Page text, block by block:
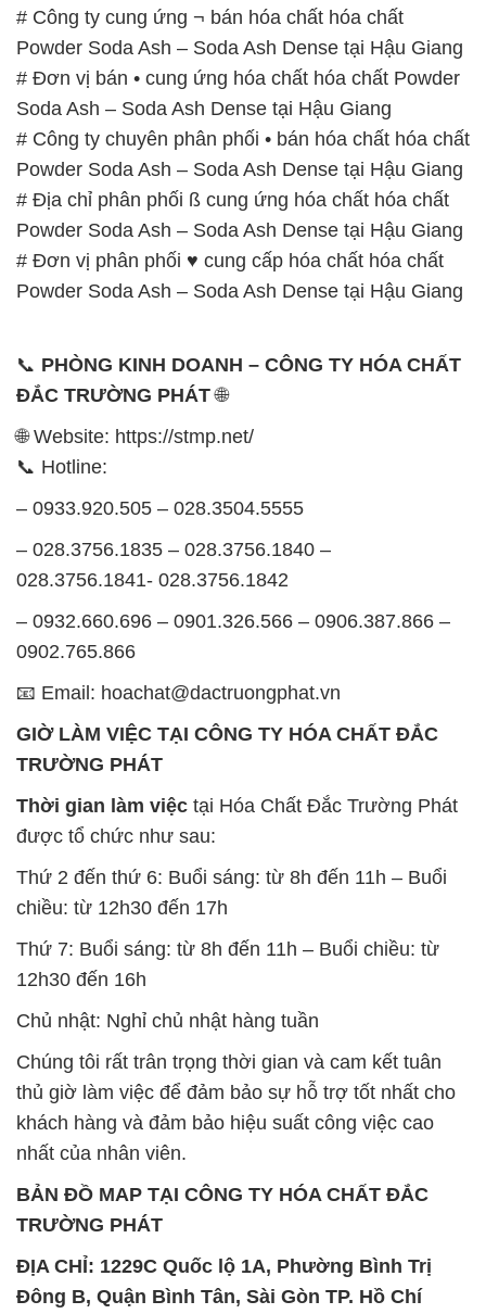
# Công ty cung ứng ¬ bán hóa chất hóa chất
Powder Soda Ash – Soda Ash Dense tại Hậu Giang
# Đơn vị bán • cung ứng hóa chất hóa chất Powder
Soda Ash – Soda Ash Dense tại Hậu Giang
# Công ty chuyên phân phối • bán hóa chất hóa chất
Powder Soda Ash – Soda Ash Dense tại Hậu Giang
# Địa chỉ phân phối ß cung ứng hóa chất hóa chất
Powder Soda Ash – Soda Ash Dense tại Hậu Giang
# Đơn vị phân phối ♥ cung cấp hóa chất hóa chất
Powder Soda Ash – Soda Ash Dense tại Hậu Giang
📞 PHÒNG KINH DOANH – CÔNG TY HÓA CHẤT
ĐẮC TRƯỜNG PHÁT🌐
🌐 Website: https://stmp.net/
📞 Hotline:
– 0933.920.505 – 028.3504.5555
– 028.3756.1835 – 028.3756.1840 –
028.3756.1841- 028.3756.1842
– 0932.660.696 – 0901.326.566 – 0906.387.866 –
0902.765.866
📧 Email: hoachat@dactruongphat.vn
GIỜ LÀM VIỆC TẠI CÔNG TY HÓA CHẤT ĐẮC
TRƯỜNG PHÁT
Thời gian làm việc tại Hóa Chất Đắc Trường Phát
được tổ chức như sau:
Thứ 2 đến thứ 6: Buổi sáng: từ 8h đến 11h – Buổi
chiều: từ 12h30 đến 17h
Thứ 7: Buổi sáng: từ 8h đến 11h – Buổi chiều: từ
12h30 đến 16h
Chủ nhật: Nghỉ chủ nhật hàng tuần
Chúng tôi rất trân trọng thời gian và cam kết tuân
thủ giờ làm việc để đảm bảo sự hỗ trợ tốt nhất cho
khách hàng và đảm bảo hiệu suất công việc cao
nhất của nhân viên.
BẢN ĐỒ MAP TẠI CÔNG TY HÓA CHẤT ĐẮC
TRƯỜNG PHÁT
ĐỊA CHỈ: 1229C Quốc lộ 1A, Phường Bình Trị
Đông B, Quận Bình Tân, Sài Gòn TP. Hồ Chí